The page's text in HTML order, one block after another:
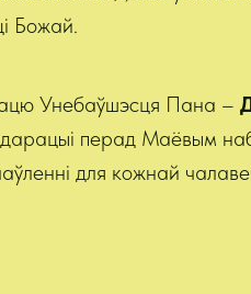
Божай.
Унебаўшэсця Пана –
перад Маёвым
для кожнай